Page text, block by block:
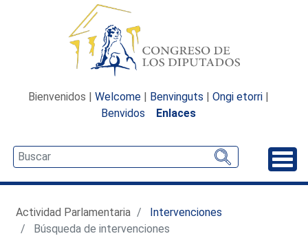
Bienvenidos | Welcome | Benvinguts | Ongi etorri |
Benvidos
Enlaces
Actividad Parlamentaria
Intervenciones
Búsqueda de intervenciones